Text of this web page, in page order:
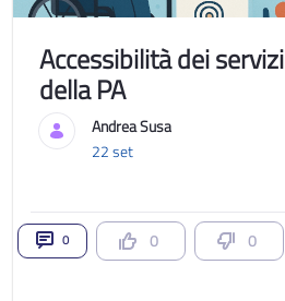
Accessibilità dei servizi
della PA
Andrea Susa
22 set
0 0 0